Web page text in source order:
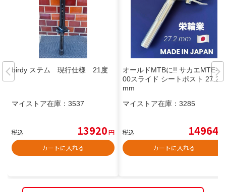
birdy ステム 現行仕様 21度
マイストア在庫： 3537
税込 13920円
カートに入れる
オールドMTBに!! サカエMTE-1
00スライド シートポスト 27.2
mm
マイストア在庫： 3285
税込 14964
カートに入れる